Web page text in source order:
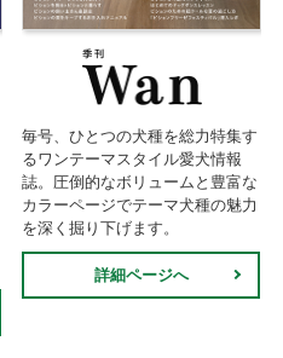
毎号、ひとつの犬種を総力特集す
るワンテーマスタイル愛犬情報
誌。圧倒的なボリュームと豊富な
カラーページでテーマ犬種の魅力
を深く掘り下げます。
詳細ページへ